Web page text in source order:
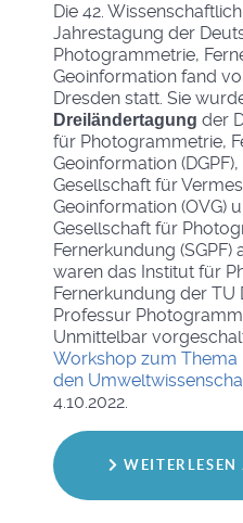
Die 42.
Jahrestagung der
Photogrammetrie,
Geoinformation fand
Dresden statt. Sie
Dreiländertagung der
für Photogrammetrie,
Geoinformation
Gesellschaft für
Geoinformation (OVG)
Gesellschaft für
Fernerkundung
waren das Institut für
Fernerkundung der TU
Professur
Unmittelbar
Workshop zum Thema
den
4.10.2022.
WEITERLESEN